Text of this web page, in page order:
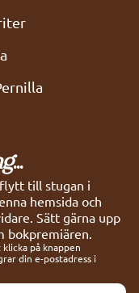
...
till stugan i
hemsida och
Sätt gärna upp
bokpremiären.
på knappen
din e-postadress i